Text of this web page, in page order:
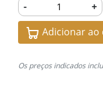
- +
Adicionar ao
Os preços indicados